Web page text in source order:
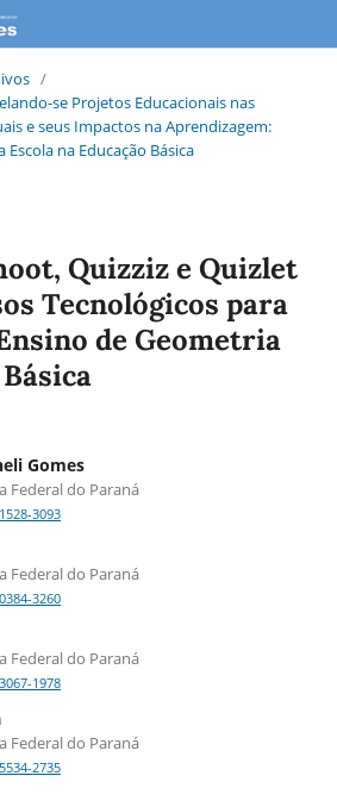
/
se Projetos Educacionais nas
e seus Impactos na Aprendizagem:
na Educação Básica
Quizziz e Quizlet
Tecnológicos para
de Geometria
Gomes
Federal do Paraná
3093
Federal do Paraná
3260
Federal do Paraná
1978
Federal do Paraná
2735